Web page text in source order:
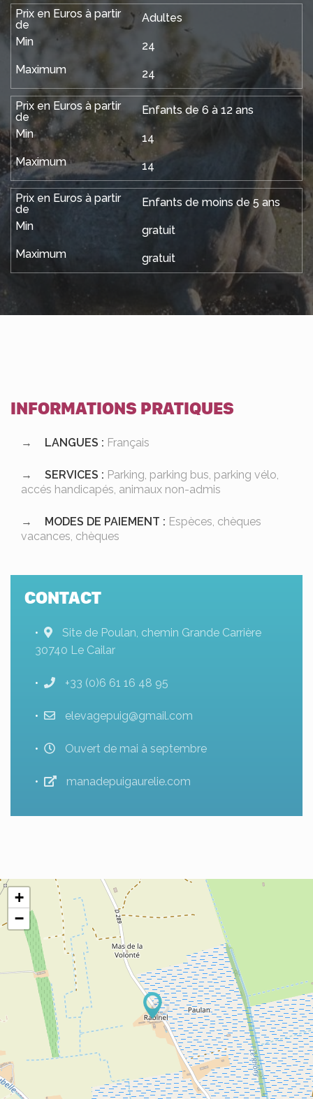
Adultes
24
24
Enfants de 6 à 12 ans
14
14
Enfants de moins de 5 ans
gratuit
gratuit
INFORMATIONS PRATIQUES
LANGUES : Français
SERVICES : Parking, parking bus, parking vélo,
accés handicapés, animaux non-admis
MODES DE PAIEMENT : Espèces, chèques
vacances, chèques
CONTACT
Site de Poulan, chemin Grande Carrière
30740 Le Cailar
+33 (0)6 61 16 48 95
elevagepuig@gmail.com
Ouvert de mai à septembre
manadepuigaurelie.com
+
−